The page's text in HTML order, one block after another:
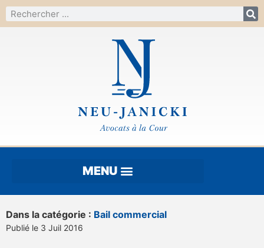
Dans la catégorie : Bail commercial
Publié le 3 Juil 2016